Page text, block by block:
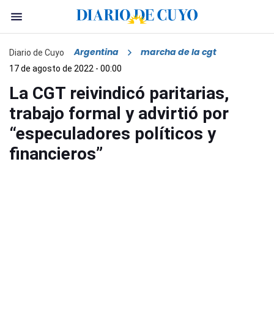
Diario de Cuyo Argentina marcha de la cgt
17 de agosto de 2022 - 00:00
La CGT reivindicó paritarias,
trabajo formal y advirtió por
“especuladores políticos y
financieros”